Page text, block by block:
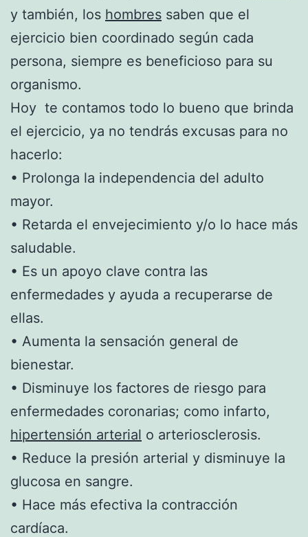
y también, los hombres saben que el
ejercicio bien coordinado según cada
persona, siempre es beneficioso para su
organismo.
Hoy te contamos todo lo bueno que brinda
el ejercicio, ya no tendrás excusas para no
hacerlo:
• Prolonga la independencia del adulto
mayor.
• Retarda el envejecimiento y/o lo hace más
saludable.
• Es un apoyo clave contra las
enfermedades y ayuda a recuperarse de
ellas.
• Aumenta la sensación general de
bienestar.
• Disminuye los factores de riesgo para
enfermedades coronarias; como infarto,
hipertensión arterial o arteriosclerosis.
• Reduce la presión arterial y disminuye la
glucosa en sangre.
• Hace más efectiva la contracción
cardíaca.